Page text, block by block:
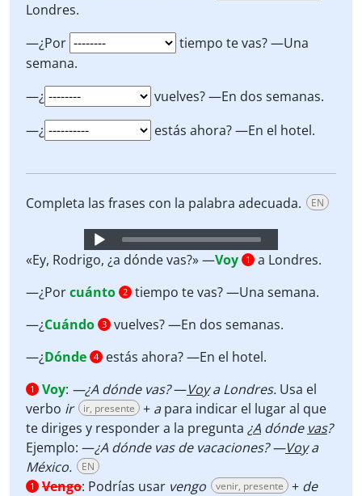
Londres.
—¿Por
tiempo te vas? —Una
semana.
—¿
vuelves? —En dos semanas.
—¿
estás ahora? —En el hotel.
Completa las frases con la palabra adecuada. EN
Audio
Player
«Ey, Rodrigo, ¿a dónde vas?» —Voy 1
a Londres.
—¿Porcuánto 2 tiempo te vas? —Una semana.
—¿Cuándo 3 vuelves? —En dos semanas.
—¿Dónde 4 estás ahora? —En el hotel.
1 Voy: —¿A dónde vas?—Voya Londres. Usa el
verbo ir ir, presente + apara indicar el lugar al que
te diriges y responder a la pregunta ¿A dónde vas?
Ejemplo: —¿A dónde vas de vacaciones? —Voya
México.
EN
1 Vengo: Podrías usar vengo venir, presente + de